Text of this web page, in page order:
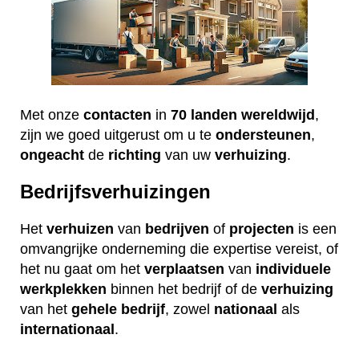
Met onze contacten in 70 landen wereldwijd,
zijn we goed uitgerust om u te ondersteunen,
ongeacht de richting van uw verhuizing.
Bedrijfsverhuizingen
Het verhuizen van bedrijven of projecten is een
omvangrijke onderneming die expertise vereist, of
het nu gaat om het verplaatsen van individuele
werkplekken binnen het bedrijf of de verhuizing
van het gehele bedrijf, zowel nationaal als
internationaal .